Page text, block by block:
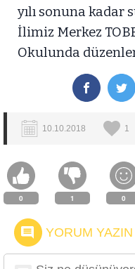
yılı sonuna
İlimiz Merkez
Okulunda
10.10.2018 1
0 1 0
YORUM YAZIN